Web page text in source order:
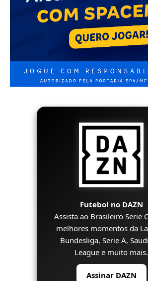
Futebol no DAZN
Assista ao Brasileiro Serie
melhores momentos da
Bundesliga, Serie A,
League e muito mais.
Assinar DAZN